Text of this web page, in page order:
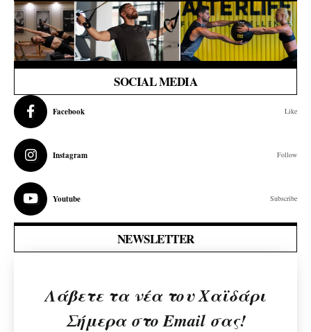
SOCIAL MEDIA
Facebook Like
Instagram Follow
Youtube Subscribe
NEWSLETTER
Λάβετε τα νέα του Χαϊδάρι
Σήμερα στο Email σας!